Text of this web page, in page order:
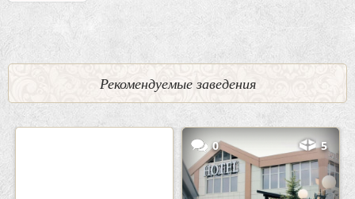
Рекомендуемые заведения
0 5